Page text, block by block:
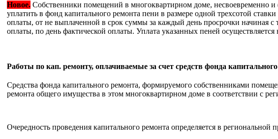
Новое. Собственники помещений в многоквартирном доме, несвоевременно
уплатить в фонд капитального ремонта пени в размере одной трехсотой
оплаты, от не выплаченной в срок суммы за каждый день просрочки начиная с
оплаты, по день фактической оплаты. Уплата указанных пеней
Работы по кап. ремонту, оплачиваемые за счет средств фонда капитального
Средства фонда капитального ремонта, формируемого собственниками
ремонта общего имущества в этом многоквартирном доме в соответствии с
Очередность проведения капитального ремонта определяется в региональной